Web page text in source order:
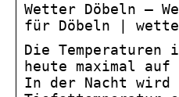
Wetter Döbeln –
für Döbeln |
Die Temperaturen
heute maximal
In der Nacht wird